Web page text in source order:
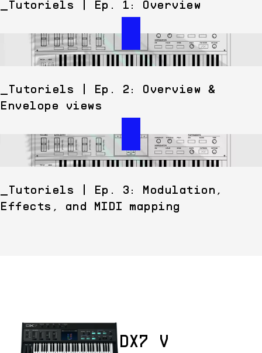
Tutoriels | Ep. 1: Overview
Tutoriels | Ep. 2: Overview &
Envelope views
Tutoriels | Ep. 3: Modulation,
Effects, and MIDI mapping
DX7 V